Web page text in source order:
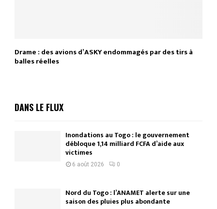
Drame : des avions d’ASKY endommagés par des tirs à
balles réelles
DANS LE FLUX
Inondations au Togo : le gouvernement
débloque 1,14 milliard FCFA d’aide aux
victimes
6 août 2026 0
Nord du Togo : l’ANAMET alerte sur une
saison des pluies plus abondante